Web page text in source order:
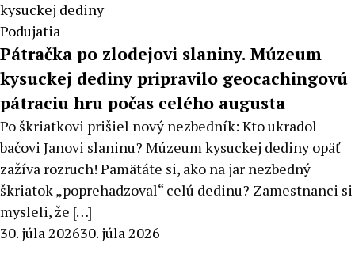
kysuckej dediny
Podujatia
Pátračka po zlodejovi slaniny. Múzeum
kysuckej dediny pripravilo geocachingovú
pátraciu hru počas celého augusta
Po škriatkovi prišiel nový nezbedník: Kto ukradol
bačovi Janovi slaninu? Múzeum kysuckej dediny opäť
zažíva rozruch! Pamätáte si, ako na jar nezbedný
škriatok „poprehadzoval“ celú dedinu? Zamestnanci si
mysleli, že […]
By
30. júla 202630. júla 2026